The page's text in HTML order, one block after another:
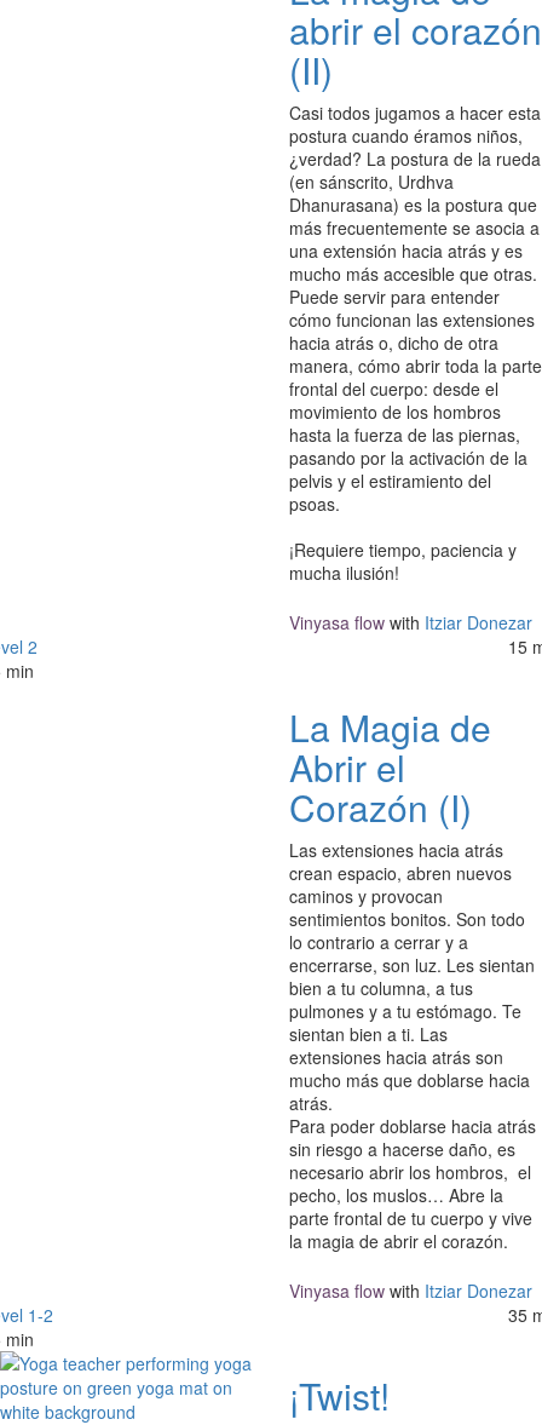
abrir el corazón
(II)
Casi todos jugamos a hacer esta
postura cuando éramos niños,
¿verdad? La postura de la rueda
(en sánscrito, Urdhva
Dhanurasana) es la postura que
más frecuentemente se asocia a
una extensión hacia atrás y es
mucho más accesible que otras.
Puede servir para entender
cómo funcionan las extensiones
hacia atrás o, dicho de otra
manera, cómo abrir toda la parte
frontal del cuerpo: desde el
movimiento de los hombros
hasta la fuerza de las piernas,
pasando por la activación de la
pelvis y el estiramiento del
psoas.
¡Requiere tiempo, paciencia y
mucha ilusión!
Vinyasa flow with Itziar Donezar
2
15
min
La Magia de
Abrir el
Corazón (I)
Las extensiones hacia atrás
crean espacio, abren nuevos
caminos y provocan
sentimientos bonitos. Son todo
lo contrario a cerrar y a
encerrarse, son luz. Les sientan
bien a tu columna, a tus
pulmones y a tu estómago. Te
sientan bien a ti. Las
extensiones hacia atrás son
mucho más que doblarse hacia
atrás.
Para poder doblarse hacia atrás
sin riesgo a hacerse daño, es
necesario abrir los hombros, el
pecho, los muslos… Abre la
parte frontal de tu cuerpo y vive
la magia de abrir el corazón.
Vinyasa flow with Itziar Donezar
1-2
35
min
¡Twist!